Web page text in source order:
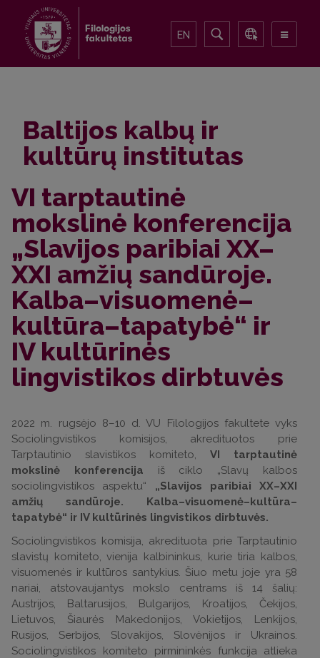
EN
Baltijos kalbų ir
kultūrų institutas
VI tarptautinė
mokslinė konferencija
„Slavijos paribiai XX–
XXI amžių sandūroje.
Kalba–visuomenė–
kultūra–tapatybė“ ir
IV kultūrinės
lingvistikos dirbtuvės
2022 m. rugsėjo 8–10 d. VU Filologijos fakultete vyks
Sociolingvistikos komisijos, akredituotos prie
Tarptautinio slavistikos komiteto, VI tarptautinė
mokslinė konferencija iš ciklo „Slavų kalbos
sociolingvistikos aspektu“ „Slavijos paribiai XX–XXI
amžių sandūroje. Kalba–visuomenė–kultūra–
tapatybė“ ir IV kultūrinės lingvistikos dirbtuvės.
Sociolingvistikos komisija, akredituota prie Tarptautinio
slavistų komiteto, vienija kalbininkus, kurie tiria kalbos,
visuomenės ir kultūros santykius. Šiuo metu joje yra 58
nariai, atstovaujantys mokslo centrams iš 14 šalių:
Austrijos, Baltarusijos, Bulgarijos, Kroatijos, Čekijos,
Lietuvos, Šiaurės Makedonijos, Vokietijos, Lenkijos,
Rusijos, Serbijos, Slovakijos, Slovėnijos ir Ukrainos.
Sociolingvistikos komiteto pirmininkės funkcija atlieka